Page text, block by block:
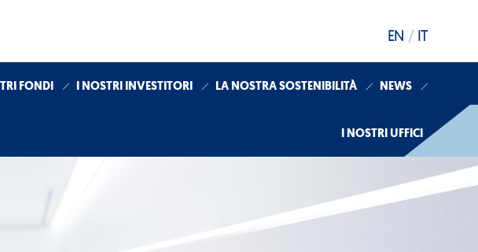
EN / IT
FONDI I NOSTRI INVESTITORI LA NOSTRA SOSTENIBILITÀ NEWS
I NOSTRI UFFICI